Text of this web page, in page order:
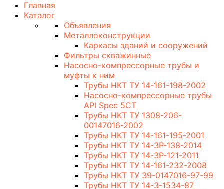
Главная
Каталог
Объявления
Металлоконструкции
Каркасы зданий и сооружений
Фильтры скважинные
Насосно-компрессорные трубы и
муфты к ним
Трубы НКТ ТУ 14-161-198-2002
Насосно-компрессорные трубы
API Spec 5CT
Трубы НКТ ТУ 1308-206-
00147016-2002
Трубы НКТ ТУ 14-161-195-2001
Трубы НКТ ТУ 14-3Р-138-2014
Трубы НКТ ТУ 14-3Р-121-2011
Трубы НКТ ТУ 14-161-232-2008
Трубы НКТ ТУ 39-0147016-97-99
Трубы НКТ ТУ 14-3-1534-87